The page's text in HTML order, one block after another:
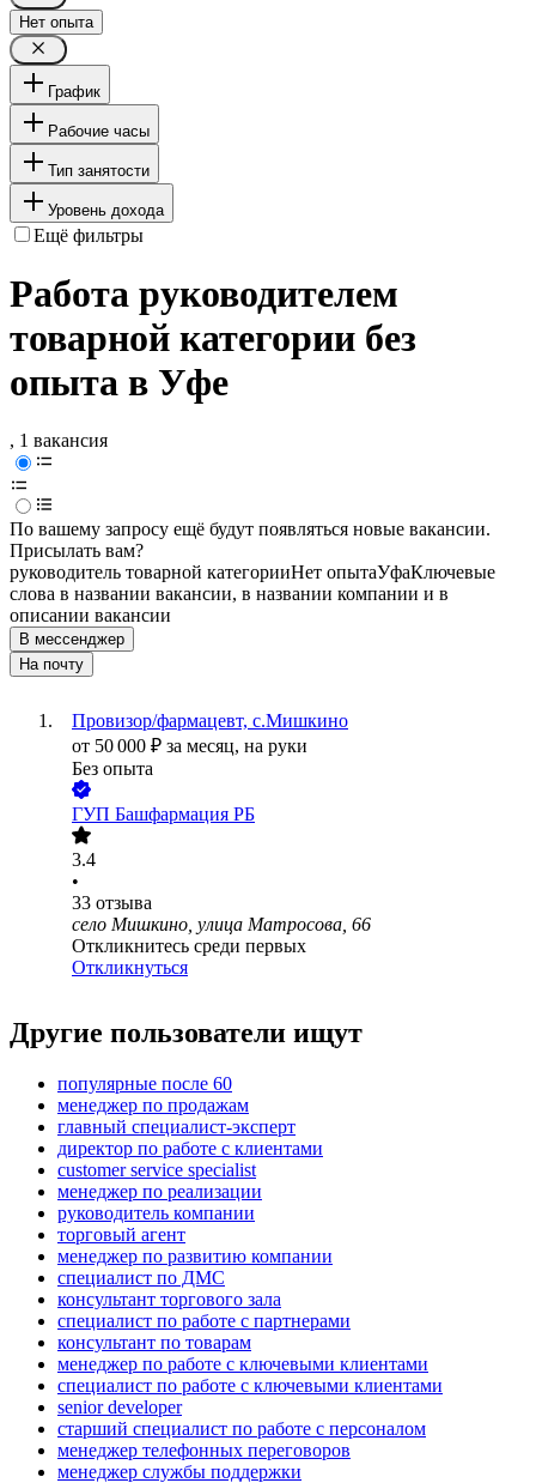
Нет опыта
График
Рабочие часы
Тип занятости
Уровень дохода
Ещё фильтры
Работа руководителем
товарной категории без
опыта в Уфе
, 1 вакансия
По вашему запросу ещё будут появляться новые вакансии.
Присылать вам?
руководитель товарной категорииНет опытаУфаКлючевые
слова в названии вакансии, в названии компании и в
описании вакансии
В мессенджер
На почту
Провизор/фармацевт, с.Мишкино
от 50 000 ₽ за месяц, на руки
Без опыта
ГУП Башфармация РБ
3.4
•
33 отзыва
село Мишкино, улица Матросова, 66
Откликнитесь среди первых
Откликнуться
Другие пользователи ищут
популярные после 60
менеджер по продажам
главный специалист-эксперт
директор по работе с клиентами
customer service specialist
менеджер по реализации
руководитель компании
торговый агент
менеджер по развитию компании
специалист по ДМС
консультант торгового зала
специалист по работе с партнерами
консультант по товарам
менеджер по работе с ключевыми клиентами
специалист по работе с ключевыми клиентами
senior developer
старший специалист по работе с персоналом
менеджер телефонных переговоров
менеджер службы поддержки